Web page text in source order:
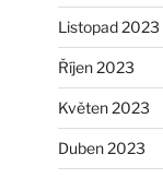
Listopad 2023
Říjen 2023
Květen 2023
Duben 2023